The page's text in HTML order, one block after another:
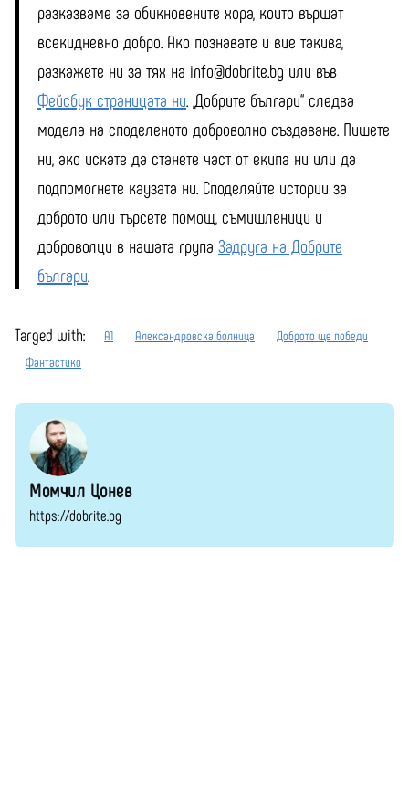
разказваме за обикновените хора, които вършат
всекидневно добро. Ако познавате и вие такива,
разкажете ни за тях на info@dobrite.bg или във
Фейсбук страницата ни. „Добрите българи“ следва
модела на споделеното доброволно създаване. Пишете
ни, ако искате да станете част от екипа ни или да
подпомогнете каузата ни. Споделяйте истории за
доброто или търсете помощ, съмишленици и
доброволци в нашата група Задруга на Добрите
българи.
Тагged with: А1 Александровска болница
Доброто ще победи
Фантастико
Момчил Цонев
https://dobrite.bg